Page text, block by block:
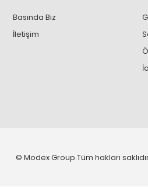
Basında Biz
İletişim
© Modex Group.Tüm hakları